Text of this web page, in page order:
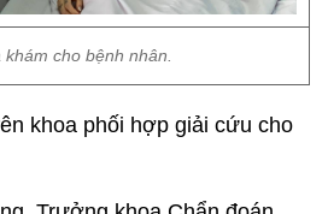
khám cho bệnh nhân.
khoa phối hợp giải cứu cho